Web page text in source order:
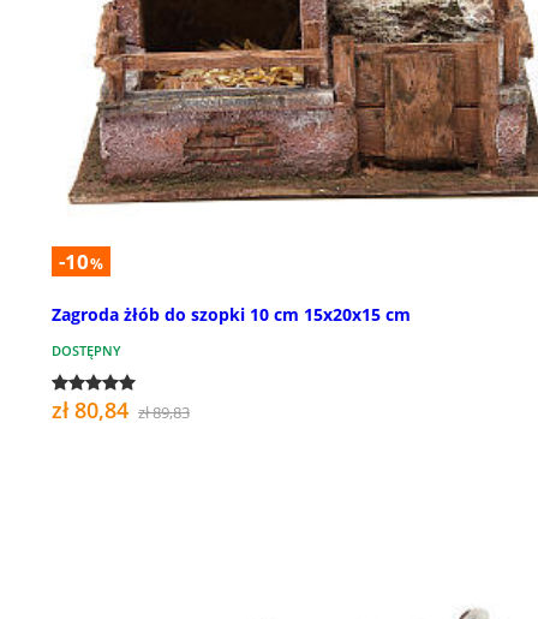
-10%
Zagroda żłób do szopki 10 cm 15x20x15 cm
DOSTĘPNY
zł 80,84 zł 89,83